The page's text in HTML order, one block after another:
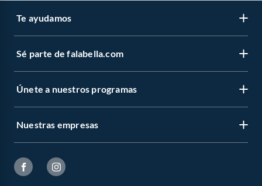
Te ayudamos
Sé parte de falabella.com
Únete a nuestros programas
Nuestras empresas